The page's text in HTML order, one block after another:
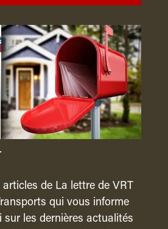
de La lettre de VRT
qui vous informe
sur les dernières actualités